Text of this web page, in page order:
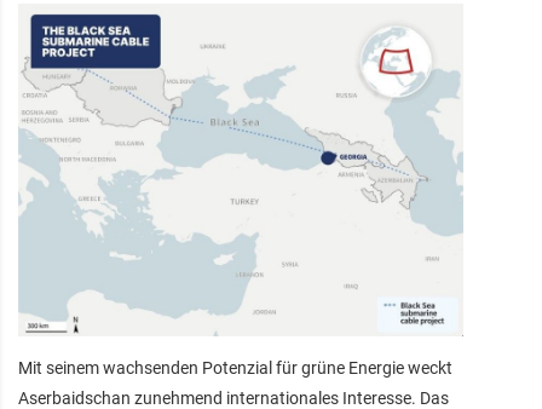
Mit seinem wachsenden Potenzial für grüne Energie weckt
Aserbaidschan zunehmend internationales Interesse. Das